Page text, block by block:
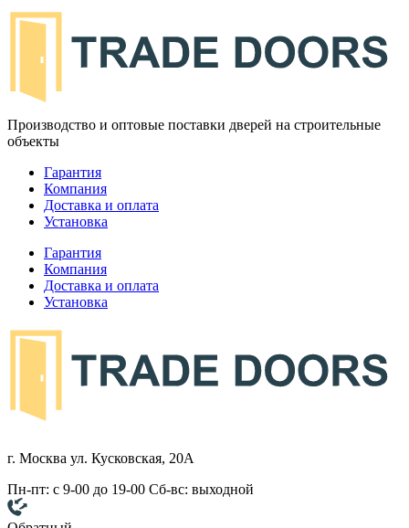
Производство и оптовые поставки дверей на строительные
объекты
Гарантия
Компания
Доставка и оплата
Установка
Гарантия
Компания
Доставка и оплата
Установка
г. Москва ул. Кусковская, 20А
Пн-пт: с 9-00 до 19-00 Сб-вс: выходной